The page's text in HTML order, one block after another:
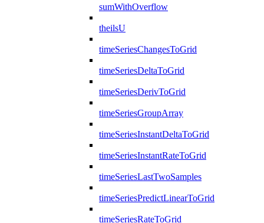
sumWithOverflow
theilsU
timeSeriesChangesToGrid
timeSeriesDeltaToGrid
timeSeriesDerivToGrid
timeSeriesGroupArray
timeSeriesInstantDeltaToGrid
timeSeriesInstantRateToGrid
timeSeriesLastTwoSamples
timeSeriesPredictLinearToGrid
timeSeriesRateToGrid